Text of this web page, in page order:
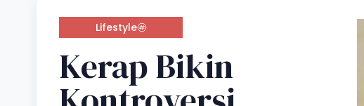
Lifestyle
Kerap Bikin